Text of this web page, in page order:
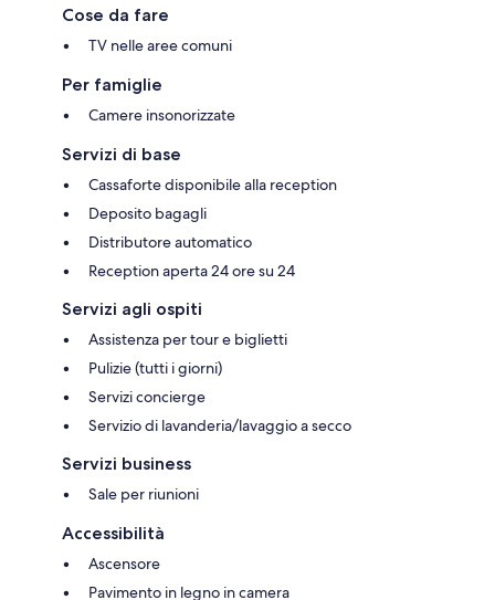
Cose da fare
TV nelle aree comuni
Per famiglie
Camere insonorizzate
Servizi di base
Cassaforte disponibile alla reception
Deposito bagagli
Distributore automatico
Reception aperta 24 ore su 24
Servizi agli ospiti
Assistenza per tour e biglietti
Pulizie (tutti i giorni)
Servizi concierge
Servizio di lavanderia/lavaggio a secco
Servizi business
Sale per riunioni
Accessibilità
Ascensore
Pavimento in legno in camera